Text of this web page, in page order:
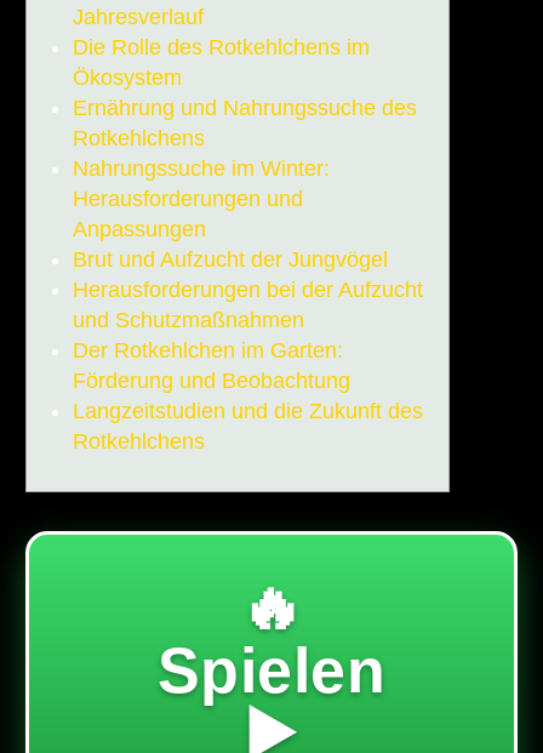
Jahresverlauf
Die Rolle des Rotkehlchens im
Ökosystem
Ernährung und Nahrungssuche des
Rotkehlchens
Nahrungssuche im Winter:
Herausforderungen und
Anpassungen
Brut und Aufzucht der Jungvögel
Herausforderungen bei der Aufzucht
und Schutzmaßnahmen
Der Rotkehlchen im Garten:
Förderung und Beobachtung
Langzeitstudien und die Zukunft des
Rotkehlchens
🔥
Spielen
▶️